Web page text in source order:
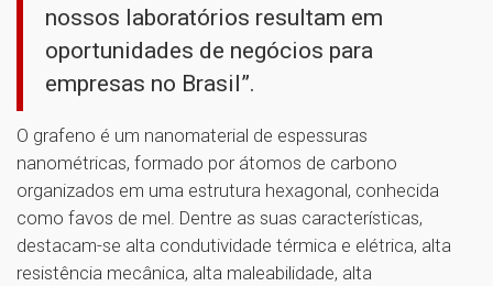
nossos laboratórios resultam em
oportunidades de negócios para
empresas no Brasil”.
O grafeno é um nanomaterial de espessuras
nanométricas, formado por átomos de carbono
organizados em uma estrutura hexagonal, conhecida
como favos de mel. Dentre as suas características,
destacam-se alta condutividade térmica e elétrica, alta
resistência mecânica, alta maleabilidade, alta